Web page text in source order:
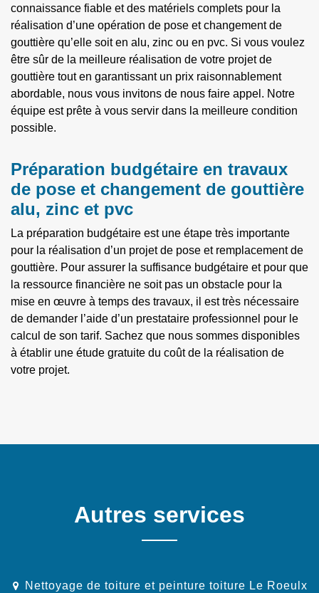
connaissance fiable et des matériels complets pour la
réalisation d’une opération de pose et changement de
gouttière qu’elle soit en alu, zinc ou en pvc. Si vous voulez
être sûr de la meilleure réalisation de votre projet de
gouttière tout en garantissant un prix raisonnablement
abordable, nous vous invitons de nous faire appel. Notre
équipe est prête à vous servir dans la meilleure condition
possible.
Préparation budgétaire en travaux
de pose et changement de gouttière
alu, zinc et pvc
La préparation budgétaire est une étape très importante
pour la réalisation d’un projet de pose et remplacement de
gouttière. Pour assurer la suffisance budgétaire et pour que
la ressource financière ne soit pas un obstacle pour la
mise en œuvre à temps des travaux, il est très nécessaire
de demander l’aide d’un prestataire professionnel pour le
calcul de son tarif. Sachez que nous sommes disponibles
à établir une étude gratuite du coût de la réalisation de
votre projet.
Autres services
Nettoyage de toiture et peinture toiture Le Roeulx